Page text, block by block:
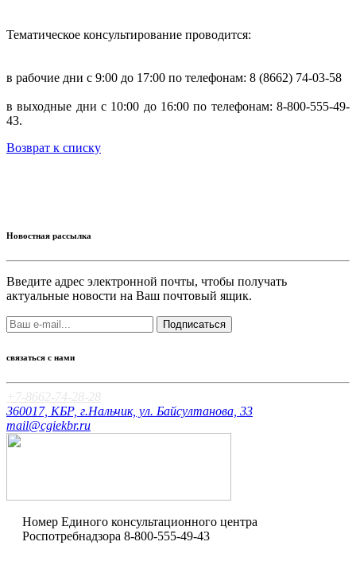
Тематическое консультирование проводится:
в рабочие дни с 9:00 до 17:00 по телефонам: 8 (8662) 74-03-58
в выходные дни с 10:00 до 16:00 по телефонам: 8-800-555-49-
43.
Возврат к списку
Новостная рассылка
Введите адрес электронной почты, чтобы получать
актуальные новости на Ваш почтовый ящик.
Подписаться
связаться с нами
+7-8662-74-28-28
360017, КБР, г.Нальчик, ул. Байсултанова, 33
mail@cgiekbr.ru
Номер Единого консультационного центра
Роспотребнадзора 8-800-555-49-43